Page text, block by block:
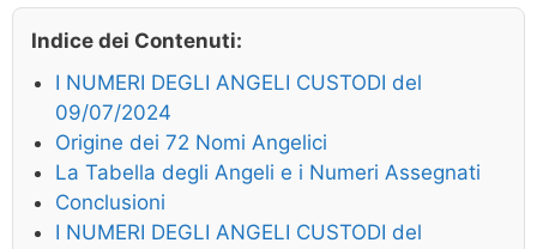
Indice dei Contenuti:
I NUMERI DEGLI ANGELI CUSTODI del
09/07/2024
Origine dei 72 Nomi Angelici
La Tabella degli Angeli e i Numeri Assegnati
Conclusioni
I NUMERI DEGLI ANGELI CUSTODI del